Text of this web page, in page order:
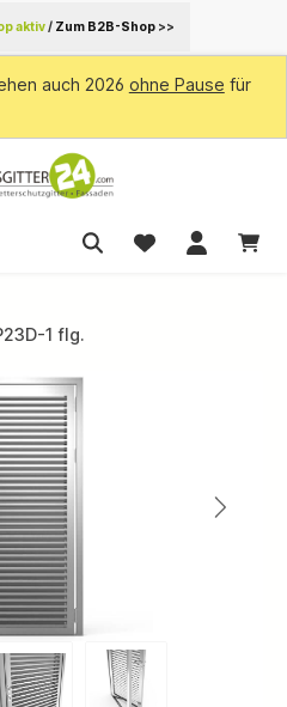
aktiv/ Zum B2B-Shop >>
auch 2026 ohne Pause für
1 flg.